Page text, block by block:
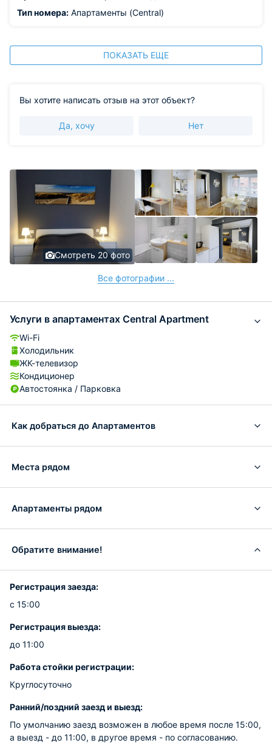
Тип номера: Апартаменты (Central)
ПОКАЗАТЬ ЕЩЕ
Вы хотите написать отзыв на этот объект?
Да, хочу Нет
Смотреть 20 фото
Все фотографии ...
Услуги в апартаментах Central Apartment
Wi-Fi
Холодильник
ЖК-телевизор
Кондиционер
Автостоянка / Парковка
Как добраться до Апартаментов
Места рядом
Апартаменты рядом
Обратите внимание!
Регистрация заезда:
с 15:00
Регистрация выезда:
до 11:00
Работа стойки регистрации:
Круглосуточно
Ранний/поздний заезд и выезд:
По умолчанию заезд возможен в любое время после 15:00,
а выезд - до 11:00, в другое время - по согласованию.